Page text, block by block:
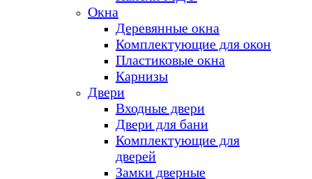
Окна
Деревянные окна
Комплектующие для окон
Пластиковые окна
Карнизы
Двери
Входные двери
Двери для бани
Комплектующие для
дверей
Замки дверные